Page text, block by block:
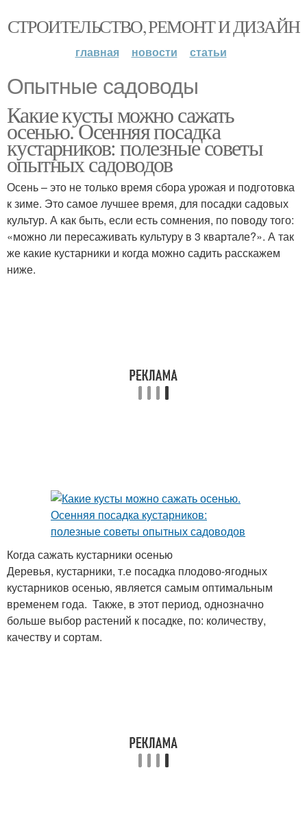
СТРОИТЕЛЬСТВО, РЕМОНТ И ДИЗАЙН
главная новости статьи
Опытные садоводы
Какие кусты можно сажать
осенью. Осенняя посадка
кустарников: полезные советы
опытных садоводов
Осень – это не только время сбора урожая и подготовка
к зиме. Это самое лучшее время, для посадки садовых
культур. А как быть, если есть сомнения, по поводу того:
«можно ли пересаживать культуру в 3 квартале?». А так
же какие кустарники и когда можно садить расскажем
ниже.
Когда сажать кустарники осенью
Деревья, кустарники, т.е посадка плодово-ягодных
кустарников осенью, является самым оптимальным
временем года. Также, в этот период, однозначно
больше выбор растений к посадке, по: количеству,
качеству и сортам.